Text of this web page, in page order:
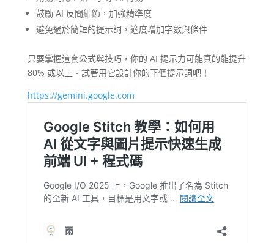
鼓勵 AI 反問細節，加強精準度
避免過於簡短的提示詞，適度增加字數與條件
只要掌握這套公式與技巧，你的 AI 提示力可能真的能提升
80% 或以上。試著用它設計你的下個提示詞吧！
https://gemini.google.com